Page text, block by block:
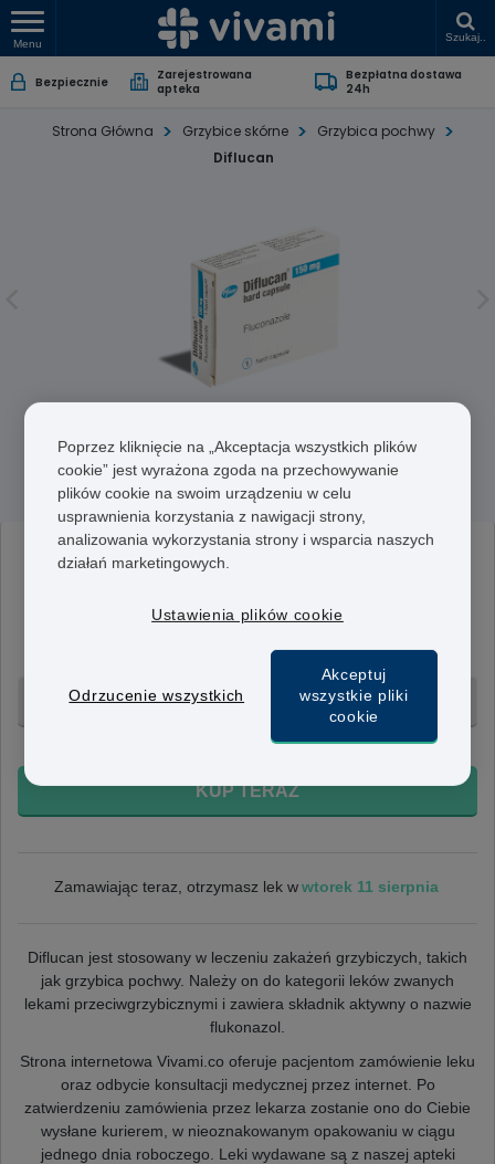
Menu
Szukaj..
Bezpiecznie
Zarejestrowana
apteka
Bezpłatna dostawa
24h
Strona Główna Grzybice skórne
Grzybica pochwy
Diflucan
Diflucan
Flukonazol
Diflucan
Lek ten zawiera 150 mg flukonazolu. Stosuj według
1 tab. - 413 zł
+ Bezpłatna dostawa 24h
KUP TERAZ
Zamawiając teraz, otrzymasz lek w wtorek 11 sierpnia
Diflucan jest stosowany w leczeniu zakażeń grzybiczych, takich
jak grzybica pochwy. Należy on do kategorii leków zwanych
lekami przeciwgrzybicznymi i zawiera składnik aktywny o nazwie
flukonazol.
Strona internetowa Vivami.co oferuje pacjentom zamówienie leku
oraz odbycie konsultacji medycznej przez internet. Po
zatwierdzeniu zamówienia przez lekarza zostanie ono do Ciebie
wysłane kurierem, w nieoznakowanym opakowaniu w ciągu
jednego dnia roboczego. Leki wydawane są z naszej apteki
Poprzez kliknięcie na „Akceptacja wszystkich plików
cookie” jest wyrażona zgoda na przechowywanie
plików cookie na swoim urządzeniu w celu
usprawnienia korzystania z nawigacji strony,
analizowania wykorzystania strony i wsparcia naszych
działań marketingowych.
Ustawienia plików cookie
Odrzucenie wszystkich
Akceptuj
wszystkie pliki
cookie